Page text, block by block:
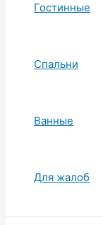
Гостинные
Спальни
Ванные
Для жалоб